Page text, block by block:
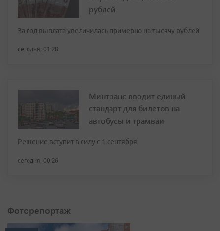
рублей
За год выплата увеличилась примерно на тысячу рублей
сегодня, 01:28
Минтранс вводит единый
стандарт для билетов на
автобусы и трамваи
Решение вступит в силу с 1 сентября
сегодня, 00:26
Фоторепортаж